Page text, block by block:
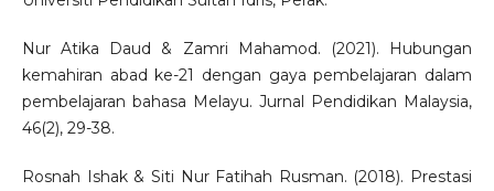
Nur Atika Daud & Zamri Mahamod. (2021). Hubungan
kemahiran abad ke-21 dengan gaya pembelajaran dalam
pembelajaran bahasa Melayu. Jurnal Pendidikan Malaysia,
46(2), 29-38.
Rosnah Ishak & Siti Nur Fatihah Rusman. (2018). Prestasi